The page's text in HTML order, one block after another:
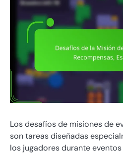
Los desafíos de misiones de
son tareas diseñadas
los jugadores durante